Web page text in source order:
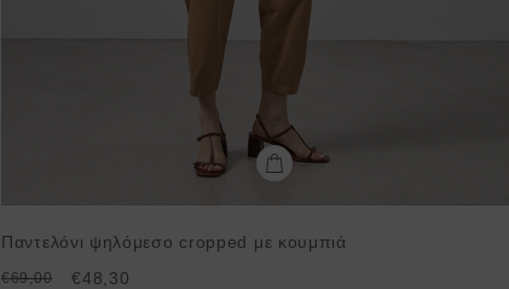
Παντελόνι ψηλόμεσο cropped με κουμπιά
€69,00 €48,30